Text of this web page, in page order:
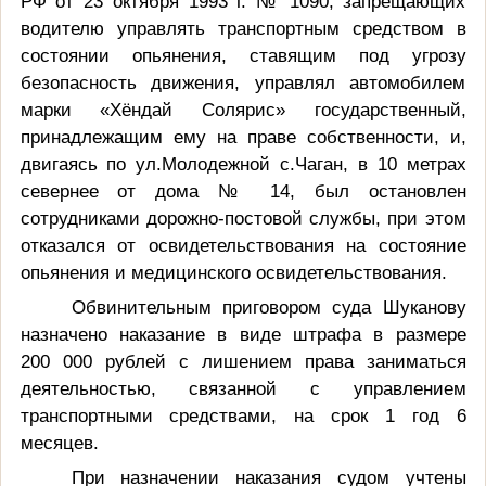
водителю управлять транспортным средством в
состоянии опьянения, ставящим под угрозу
безопасность движения, управлял автомобилем
марки «Хёндай Солярис» государственный,
принадлежащим ему на праве собственности, и,
двигаясь по ул.Молодежной с.Чаган, в 10 метрах
севернее от дома № 14, был остановлен
сотрудниками дорожно-постовой службы, при этом
отказался от освидетельствования на состояние
опьянения и медицинского освидетельствования.
Обвинительным приговором суда Шуканову
назначено наказание в виде штрафа в размере
200 000 рублей с лишением права заниматься
деятельностью, связанной с управлением
транспортными средствами, на срок 1 год 6
месяцев.
При назначении наказания судом учтены